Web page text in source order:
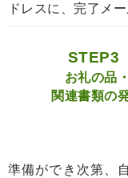
ドレスに、完了メ
STEP3
お礼の品・
関連書類の
準備ができ次第、